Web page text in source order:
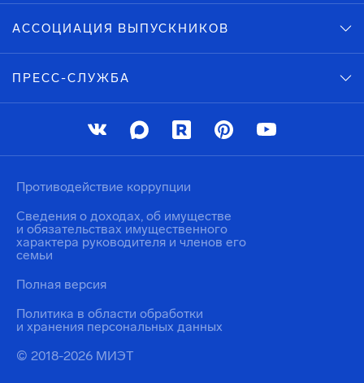
АССОЦИАЦИЯ ВЫПУСКНИКОВ
ПРЕСС-СЛУЖБА
© 2018-2026 МИЭТ
Политика в области обработки
и хранения персональных данных
Противодействие коррупции
Сведения о доходах, об имуществе
и обязательствах имущественного
характера руководителя и членов его
семьи
Полная версия